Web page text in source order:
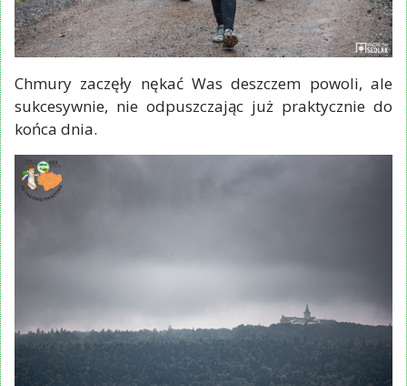
Chmury zaczęły nękać Was deszczem powoli, ale
końca dnia.